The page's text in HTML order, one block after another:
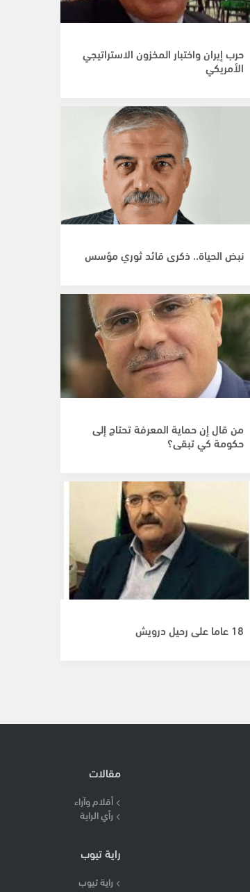
حرب إيران واختبار المخزون الاستراتيجي
الأمريكي
نبض الحياة.. ذكرى قائد ثوري مؤسس
من قال إن حماية المعرفة تحتاج إلى
حكومة كي تبقى؟
18 عاما على رحيل درويش
مقالات
أقلام وآراء
رأي الراية
راية تيوب
راية تيوب